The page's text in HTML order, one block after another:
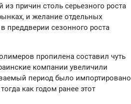
причин столь серьезного роста
и желание отдельных
преддверии сезонного роста
пропилена составил чуть
компании увеличили
период было импортировано
как годом ранее этот